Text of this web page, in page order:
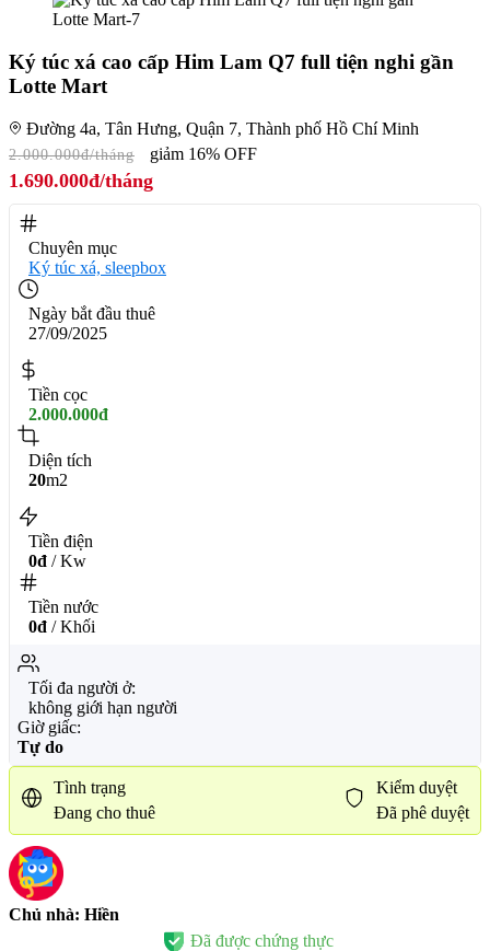
Ký túc xá cao cấp Him Lam Q7 full tiện nghi gần
Lotte Mart
Đường 4a, Tân Hưng, Quận 7, Thành phố Hồ Chí Minh
2.000.000đ/tháng giảm 16% OFF
1.690.000đ/tháng
Chuyên mục
Ký túc xá, sleepbox
Ngày bắt đầu thuê
27/09/2025
Tiền cọc
2.000.000đ
Diện tích
20m2
Tiền điện
0đ / Kw
Tiền nước
0đ / Khối
Tối đa người ở:
không giới hạn người
Giờ giấc:
Tự do
Tình trạng
Đang cho thuê
Kiểm duyệt
Đã phê duyệt
Chủ nhà: Hiền
Đã được chứng thực